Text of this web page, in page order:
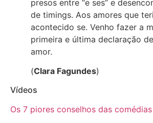
presos entre “e ses” e
de timings. Aos amores que
acontecido se. Venho fazer a
primeira e última declaração
amor.
(Clara Fagundes)
Vídeos
Os 7 piores conselhos das